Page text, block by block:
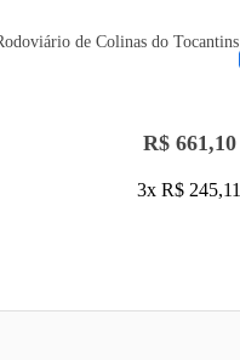
de Colinas do Tocantins
R$ 661,10
3x R$ 245,11